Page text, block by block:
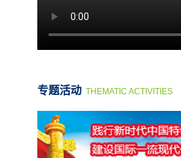
专题活动 THEMATIC ACTIVITIES